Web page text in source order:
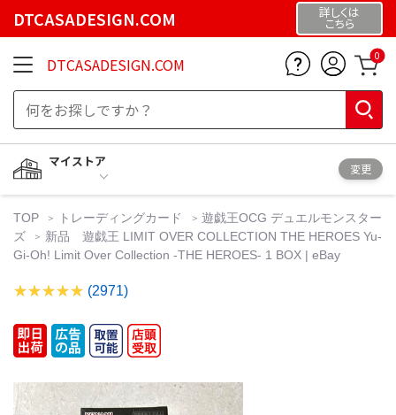
DTCASADESIGN.COM 詳しくは
こちら
DTCASADESIGN.COM 0
マイストア
変更
TOP トレーディングカード
遊戯王OCG デュエルモンスター
ズ
新品 遊戯王 LIMIT OVER COLLECTION THE HEROES Yu-
Gi-Oh! Limit Over Collection -THE HEROES- 1 BOX | eBay
(2971)